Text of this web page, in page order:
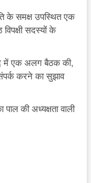
के समक्ष उपस्थित एक
सदस्यों के
में एक अलग बैठक की,
करने का सुझाव
की अध्यक्षता वाली